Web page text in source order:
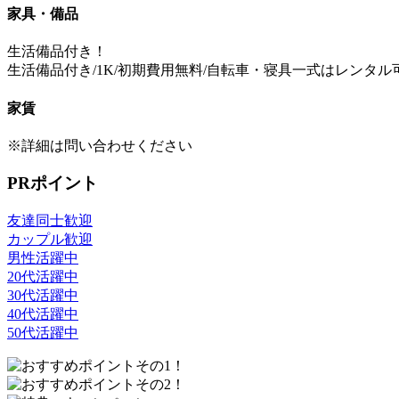
家具・備品
生活備品付き！
生活備品付き/1K/初期費用無料/自転車・寝具一式はレンタル
家賃
※詳細は問い合わせください
PRポイント
友達同士歓迎
カップル歓迎
男性活躍中
20代活躍中
30代活躍中
40代活躍中
50代活躍中